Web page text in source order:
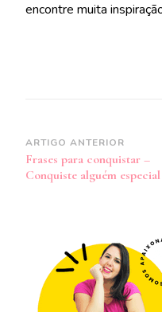
encontre muita
Navegação
de
post
ARTIGO ANTERIOR
Frases para conquistar –
Conquiste alguém especial